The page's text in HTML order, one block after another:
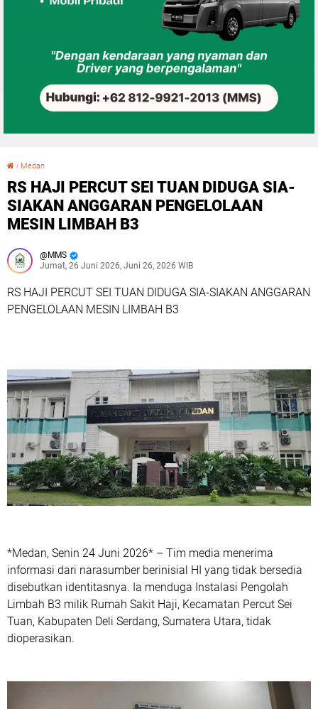
› Medan
RS HAJI PERCUT SEI TUAN DIDUGA SIA-
SIAKAN ANGGARAN PENGELOLAAN
MESIN LIMBAH B3
MMS
Jumat, 26 Juni 2026, Juni 26, 2026 WIB
RS HAJI PERCUT SEI TUAN DIDUGA SIA-SIAKAN ANGGARAN
PENGELOLAAN MESIN LIMBAH B3
*Medan, Senin 24 Juni 2026* – Tim media menerima
informasi dari narasumber berinisial HI yang tidak bersedia
disebutkan identitasnya. Ia menduga Instalasi Pengolah
Limbah B3 milik Rumah Sakit Haji, Kecamatan Percut Sei
Tuan, Kabupaten Deli Serdang, Sumatera Utara, tidak
dioperasikan.